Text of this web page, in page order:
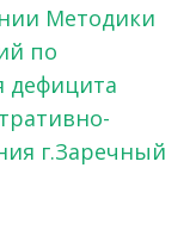
Методики
по
дефицита
г.Заречный